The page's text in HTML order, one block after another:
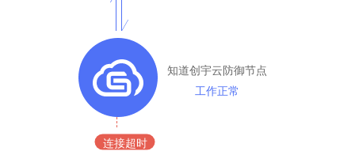
知道创宇云防御节点
工作正常
连接超时